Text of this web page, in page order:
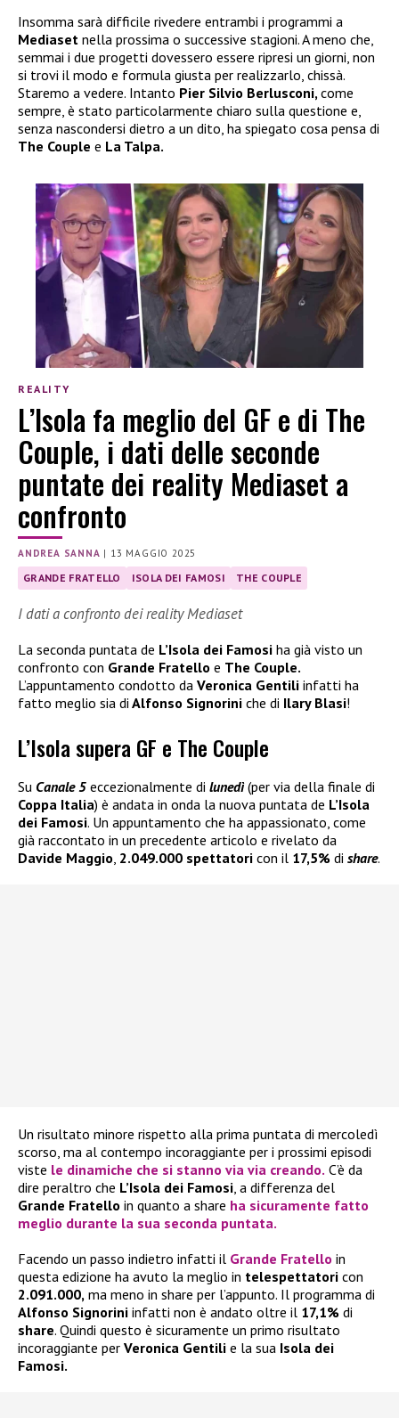
Insomma sarà difficile rivedere entrambi i programmi a
Mediaset nella prossima o successive stagioni. A meno che,
semmai i due progetti dovessero essere ripresi un giorni, non
si trovi il modo e formula giusta per realizzarlo, chissà.
Staremo a vedere. Intanto Pier Silvio Berlusconi, come
sempre, è stato particolarmente chiaro sulla questione e,
senza nascondersi dietro a un dito, ha spiegato cosa pensa di
The Couple e La Talpa.
REALITY
L’Isola fa meglio del GF e di The
Couple, i dati delle seconde
puntate dei reality Mediaset a
confronto
ANDREA SANNA | 13 MAGGIO 2025
GRANDE FRATELLO ISOLA DEI FAMOSI THE COUPLE
I dati a confronto dei reality Mediaset
La seconda puntata de L’Isola dei Famosi ha già visto un
confronto con Grande Fratello e The Couple.
L’appuntamento condotto da Veronica Gentili infatti ha
fatto meglio sia di Alfonso Signorini che di Ilary Blasi!
L’Isola supera GF e The Couple
Su Canale 5 eccezionalmente di lunedì(per via della finale di
Coppa Italia) è andata in onda la nuova puntata de L’Isola
dei Famosi. Un appuntamento che ha appassionato, come
già raccontato in un precedente articolo e rivelato da
Davide Maggio, 2.049.000 spettatori con il 17,5% di share.
Un risultato minore rispetto alla prima puntata di mercoledì
scorso, ma al contempo incoraggiante per i prossimi episodi
viste le dinamiche che si stanno via via creando. C’è da
dire peraltro che L’Isola dei Famosi, a differenza del
Grande Fratello in quanto a share ha sicuramente fatto
meglio durante la sua seconda puntata.
Facendo un passo indietro infatti il Grande Fratello in
questa edizione ha avuto la meglio in telespettatori con
2.091.000, ma meno in share per l’appunto. Il programma di
Alfonso Signorini infatti non è andato oltre il 17,1% di
share. Quindi questo è sicuramente un primo risultato
incoraggiante per Veronica Gentili e la sua Isola dei
Famosi.